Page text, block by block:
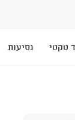
טקטי נסיעות